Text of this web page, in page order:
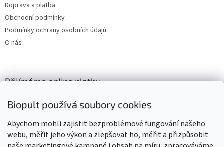
Biopult používá soubory cookies
Abychom mohli zajistit bezproblémové fungování našeho
webu, měřit jeho výkon a zlepšovat ho, měřit a přizpůsobit
Doprava a platba
Obchodní podmínky
Podmínky ochrany osobních údajů
O nás
Přijímáme online platby